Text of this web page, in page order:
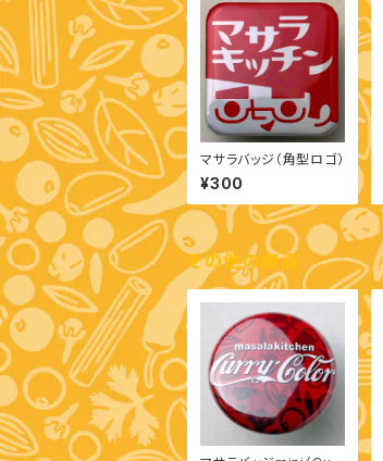
マサラバッジ（角型ロゴ）
¥300
その他の商品